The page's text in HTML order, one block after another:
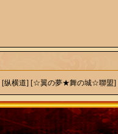
[纵横道] [☆翼の夢★舞の城☆聯盟]